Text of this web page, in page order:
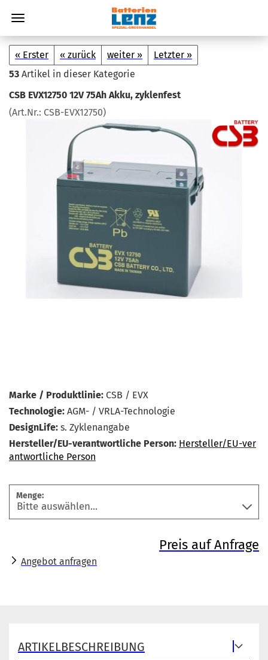
« Erster « zurück weiter »
Letzter »
53 Artikel in dieser Kategorie
CSB EVX12750 12V 75Ah Akku, zy­klen­fest
(Art.Nr.: CSB-​EVX12750)
Marke / Produktlinie: CSB / EVX
Technologie: AGM- / VRLA-Technologie
DesignLife: s. Zyklenangabe
Hersteller/EU-verantwortliche Person: Hersteller/EU-ver
antwortliche Person
Menge:
Preis auf Anfrage
Angebot anfragen
ARTIKELBESCHREIBUNG